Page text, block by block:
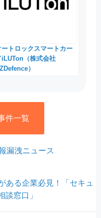
ートロックスマートカー
iLUTon（株式会社
）
件一覧
漏洩ニュース
ある企業必見！「セキュ
談窓口」